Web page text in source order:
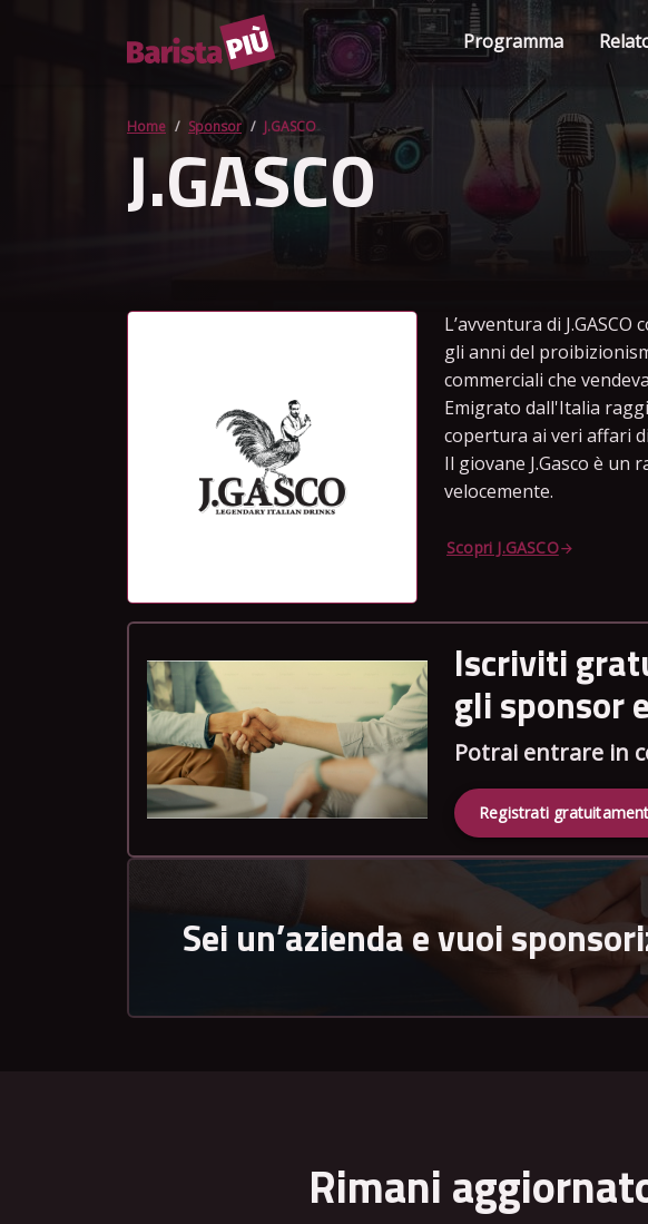
Programma
Home Sponsor J.GASCO
J.GASCO
L’avventura di
gli anni del
commerciali che
Emigrato dall'Italia
copertura ai veri affari
Il giovane J.Gasco è un
velocemente.
Scopri J.GASCO
Iscriviti
gli sponsor
Potrai entrare in
Registrati
Sei un’azienda e vuoi
Rimani